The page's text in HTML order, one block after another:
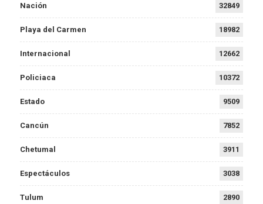
Nación 32849
Playa del Carmen 18982
Internacional 12662
Policiaca 10372
Estado 9509
Cancún 7852
Chetumal 3911
Espectáculos 3038
Tulum 2890